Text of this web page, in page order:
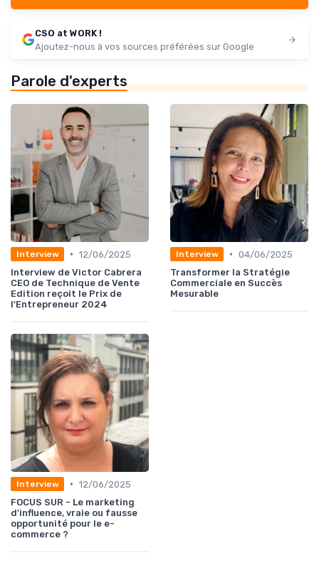
CSO at WORK !
Ajoutez-nous à vos sources préférées sur Google
Parole d'experts
Interview • 12/06/2025
Interview de Victor Cabrera
CEO de Technique de Vente
Edition reçoit le Prix de
l'Entrepreneur 2024
Interview • 04/06/2025
Transformer la Stratégie
Commerciale en Succès
Mesurable
Interview • 12/06/2025
FOCUS SUR - Le marketing
d'influence, vraie ou fausse
opportunité pour le e-
commerce ?